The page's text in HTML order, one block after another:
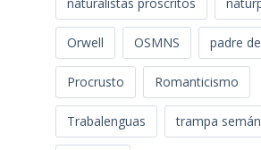
Orwell OSMNS padre
Procrusto Romanticismo
Trabalenguas trampa